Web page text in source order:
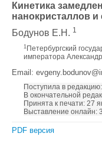
Кинетика
нанокристаллов и
Бодунов Е.Н. 1
1 Петербургский
императора
Email:
Поступила в
В окончательной
Принята к печати: 27
Выставление онлайн:
PDF версия